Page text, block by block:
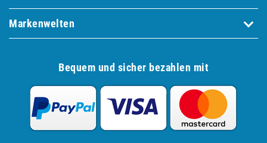
Markenwelten
Bequem und sicher bezahlen mit